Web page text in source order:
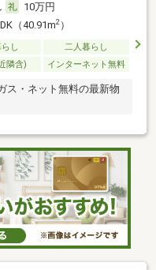
10万円
（40.91m2）
し
二人暮らし
隣含) インターネット無料
ス・ネット無料の最新物